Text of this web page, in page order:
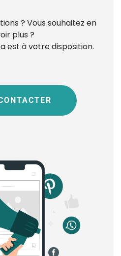
? Vous souhaitez en
plus ?
est à votre disposition.